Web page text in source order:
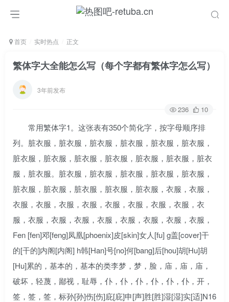
首页 实时热点 正文
繁体字大全能怎么写（每个字都有繁体字怎么写）
3年前发布
236 10
常用繁体字1。这张表有350个简化字，按字母顺序排
列。脏衣服，脏衣服，脏衣服，脏衣服，脏衣服，脏衣服，
脏衣服，脏衣服，脏衣服，脏衣服，脏衣服，脏衣服，脏衣
服，脏衣服。脏衣服，脏衣服，脏衣服，脏衣服，脏衣服，
脏衣服，脏衣服，脏衣服，脏衣服，脏衣服，衣服，衣服，
衣服，衣服，衣服，衣服，衣服，衣服，衣服，衣服，衣
服，衣服，衣服，衣服，衣服，衣服，衣服，衣服，衣服，
Fen [fen]邓[feng]凤凰[phoenix]皮[skin]女人[fu] g盖[cover]干
的[干的]内阁[内阁] h韩[Han]号[no]何[bang]后[hou]胡[Hu]胡
[Hu]累的，基本的，基本的类李梦，梦，脸，庙，庙，庙，
破坏，轻蔑，鄙视，耻辱，仆，仆，仆，仆，仆，仆，开，
签，签，签，标孙[孙]伤[伤]庇[庇]申[声]胜[胜]湿[湿]实[适]N16